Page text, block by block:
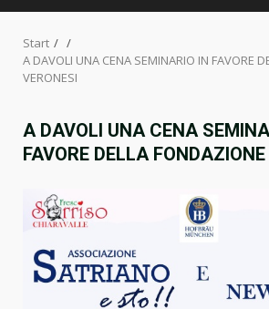
Start
A DAVOLI UNA CENA SEMINARIO IN FAVORE
VERONESI
A DAVOLI UNA CENA
FAVORE DELLA